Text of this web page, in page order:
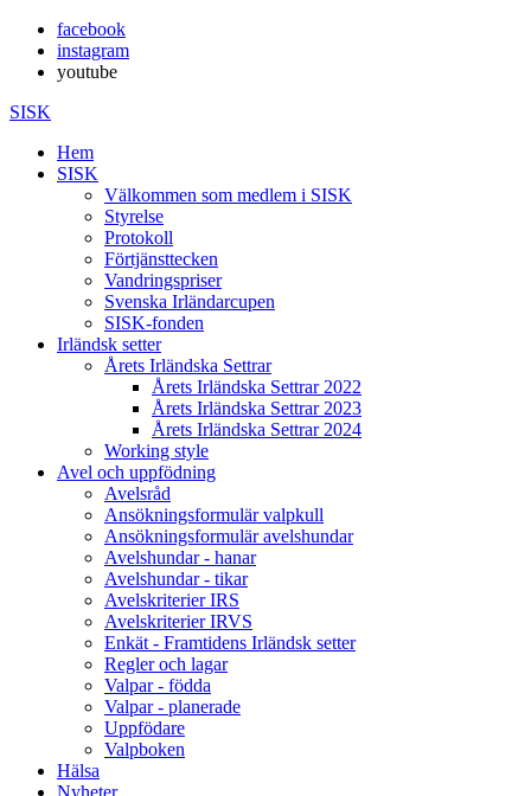
facebook
instagram
youtube
SISK
Hem
SISK
Välkommen som medlem i SISK
Styrelse
Protokoll
Förtjänsttecken
Vandringspriser
Svenska Irländarcupen
SISK-fonden
Irländsk setter
Årets Irländska Settrar
Årets Irländska Settrar 2022
Årets Irländska Settrar 2023
Årets Irländska Settrar 2024
Working style
Avel och uppfödning
Avelsråd
Ansökningsformulär valpkull
Ansökningsformulär avelshundar
Avelshundar - hanar
Avelshundar - tikar
Avelskriterier IRS
Avelskriterier IRVS
Enkät - Framtidens Irländsk setter
Regler och lagar
Valpar - födda
Valpar - planerade
Uppfödare
Valpboken
Hälsa
Nyheter